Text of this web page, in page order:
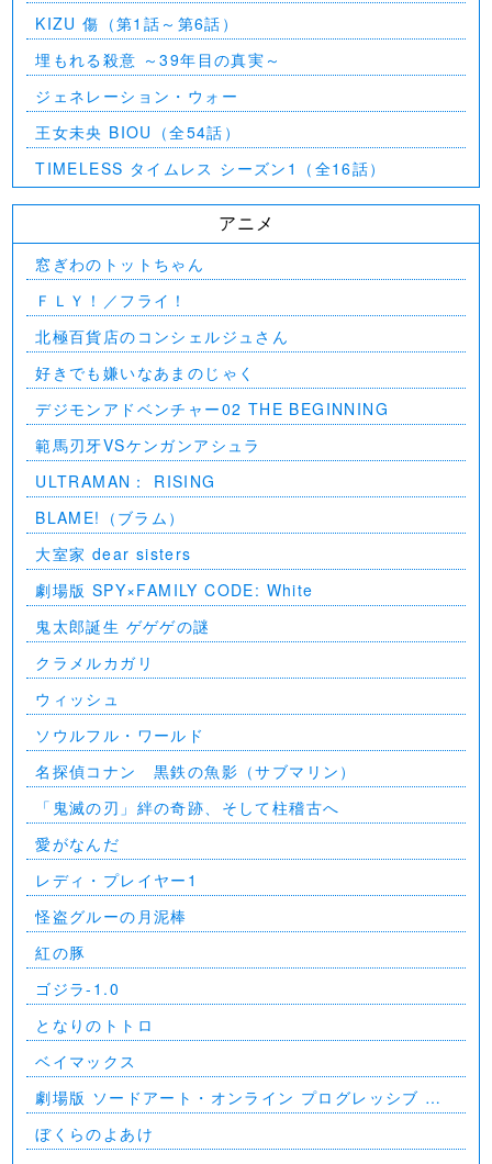
KIZU 傷（第1話～第6話）
埋もれる殺意 ～39年目の真実～
ジェネレーション・ウォー
王女未央 BIOU（全54話）
TIMELESS タイムレス シーズン1（全16話）
アニメ
窓ぎわのトットちゃん
ＦＬＹ！／フライ！
北極百貨店のコンシェルジュさん
好きでも嫌いなあまのじゃく
デジモンアドベンチャー02 THE BEGINNING
範馬刃牙VSケンガンアシュラ
ULTRAMAN： RISING
BLAME!（ブラム）
大室家 dear sisters
劇場版 SPY×FAMILY CODE: White
⻤太郎誕生 ゲゲゲの謎
クラメルカガリ
ウィッシュ
ソウルフル・ワールド
名探偵コナン 黒鉄の魚影（サブマリン）
「鬼滅の刃」絆の奇跡、そして柱稽古へ
愛がなんだ
レディ・プレイヤー1
怪盗グルーの月泥棒
紅の豚
ゴジラ-1.0
となりのトトロ
ベイマックス
劇場版 ソードアート・オンライン プログレッシブ 星
なき夜のアリア
ぼくらのよあけ